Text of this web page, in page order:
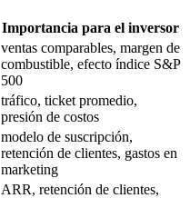
Importancia para el inversor
ventas comparables, margen de
combustible, efecto índice S&P
500
tráfico, ticket promedio,
presión de costos
modelo de suscripción,
retención de clientes, gastos en
marketing
ARR, retención de clientes,